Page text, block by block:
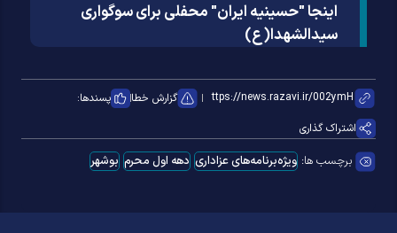
اینجا "حسینیه ایران" محفلی برای سوگواری
سیدالشهدا(ع)
گزارش خطا
پسندها:
اشتراک گذاری
برچسب ها: ویژه‌برنامه‌های عزاداری دهه اول محرم بوشهر